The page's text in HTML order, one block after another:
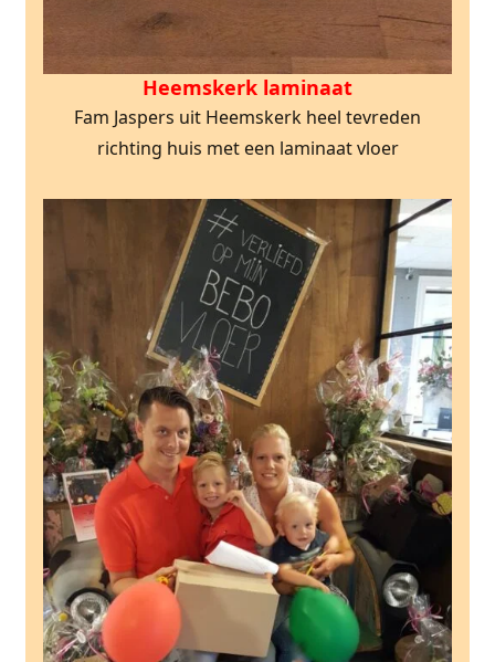
Heemskerk laminaat
Fam Jaspers uit Heemskerk heel tevreden
richting huis met een laminaat vloer